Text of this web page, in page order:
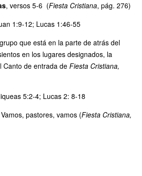
, versos 5-6 (Fiesta Cristiana, pág. 276)
1:9-12; Lucas 1:46-55
que está en la parte de atrás del
en los lugares designados, la
Canto de entrada de Fiesta Cristiana,
5:2-4; Lucas 2: 8-18
Vamos, pastores, vamos (Fiesta Cristiana,